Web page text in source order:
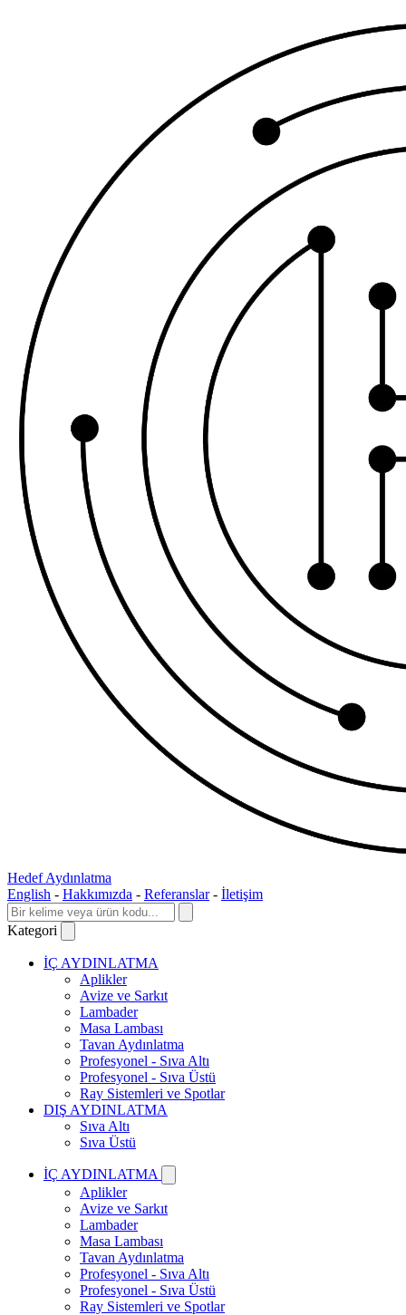
Hedef Aydınlatma
English - Hakkımızda - Referanslar - İletişim
Kategori
İÇ AYDINLATMA
Aplikler
Avize ve Sarkıt
Lambader
Masa Lambası
Tavan Aydınlatma
Profesyonel - Sıva Altı
Profesyonel - Sıva Üstü
Ray Sistemleri ve Spotlar
DIŞ AYDINLATMA
Sıva Altı
Sıva Üstü
İÇ AYDINLATMA
Aplikler
Avize ve Sarkıt
Lambader
Masa Lambası
Tavan Aydınlatma
Profesyonel - Sıva Altı
Profesyonel - Sıva Üstü
Ray Sistemleri ve Spotlar